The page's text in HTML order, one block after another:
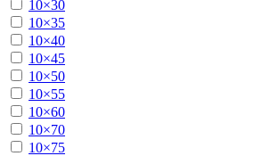
10×30
10×35
10×40
10×45
10×50
10×55
10×60
10×70
10×75